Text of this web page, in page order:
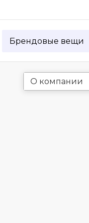
Брендовые вещи
О компании